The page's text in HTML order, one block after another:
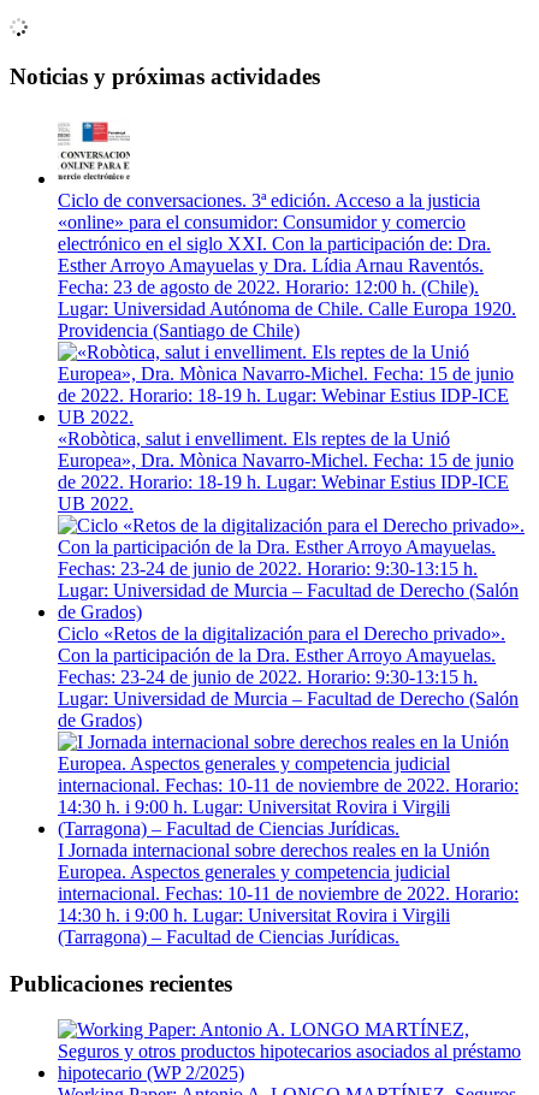
Noticias y próximas actividades
Ciclo de conversaciones. 3ª edición. Acceso a la justicia
«online» para el consumidor: Consumidor y comercio
electrónico en el siglo XXI. Con la participación de: Dra.
Esther Arroyo Amayuelas y Dra. Lídia Arnau Raventós.
Fecha: 23 de agosto de 2022. Horario: 12:00 h. (Chile).
Lugar: Universidad Autónoma de Chile. Calle Europa 1920.
Providencia (Santiago de Chile)
«Robòtica, salut i envelliment. Els reptes de la Unió
Europea», Dra. Mònica Navarro-Michel. Fecha: 15 de junio
de 2022. Horario: 18-19 h. Lugar: Webinar Estius IDP-ICE
UB 2022.
Ciclo «Retos de la digitalización para el Derecho privado».
Con la participación de la Dra. Esther Arroyo Amayuelas.
Fechas: 23-24 de junio de 2022. Horario: 9:30-13:15 h.
Lugar: Universidad de Murcia – Facultad de Derecho (Salón
de Grados)
I Jornada internacional sobre derechos reales en la Unión
Europea. Aspectos generales y competencia judicial
internacional. Fechas: 10-11 de noviembre de 2022. Horario:
14:30 h. i 9:00 h. Lugar: Universitat Rovira i Virgili
(Tarragona) – Facultad de Ciencias Jurídicas.
Publicaciones recientes